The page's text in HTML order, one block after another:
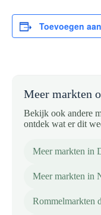
Toevoegen
Meer markten
Bekijk ook andere
ontdek wat er dit
Meer markten in
Meer markten in
Rommelmarkten